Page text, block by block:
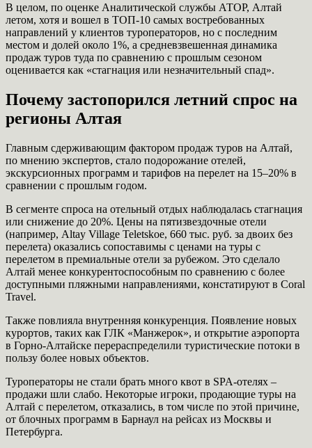
В целом, по оценке Аналитической службы АТОР, Алтай
летом, хотя и вошел в ТОП-10 самых востребованных
направлений у клиентов туроператоров, но с последним
местом и долей около 1%, а средневзвешенная динамика
продаж туров туда по сравнению с прошлым сезоном
оценивается как «стагнация или незначительный спад».
Почему застопорился летний спрос на
регионы Алтая
Главным сдерживающим фактором продаж туров на Алтай,
по мнению экспертов, стало подорожание отелей,
экскурсионных программ и тарифов на перелет на 15–20% в
сравнении с прошлым годом.
В сегменте спроса на отельный отдых наблюдалась стагнация
или снижение до 20%. Цены на пятизвездочные отели
(например, Altay Village Teletskoe, 660 тыс. руб. за двоих без
перелета) оказались сопоставимы с ценами на туры с
перелетом в премиальные отели за рубежом. Это сделало
Алтай менее конкурентоспособным по сравнению с более
доступными пляжными направлениями, констатируют в Coral
Travel.
Также повлияла внутренняя конкуренция. Появление новых
курортов, таких как ГЛК «Манжерок», и открытие аэропорта
в Горно-Алтайске перераспределили туристические потоки в
пользу более новых объектов.
Туроператоры не стали брать много квот в SPA-отелях –
продажи шли слабо. Некоторые игроки, продающие туры на
Алтай с перелетом, отказались, в том числе по этой причине,
от блочных программ в Барнаул на рейсах из Москвы и
Петербурга.